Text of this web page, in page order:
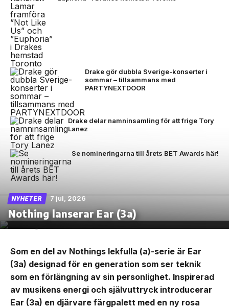
Drake gör dubbla Sverige-konserter i
sommar – tillsammans med
PARTYNEXTDOOR
Drake delar namninsamling för att frige Tory
Lanez
Se nomineringarna till årets BET Awards här!
NYHETER 7 jul, 2026
Nothing lanserar Ear (3a)
Som en del av Nothings lekfulla (a)-serie är Ear
(3a) designad för en generation som ser teknik
som en förlängning av sin personlighet. Inspirerad
av musikens energi och självuttryck introducerar
Ear (3a) en djärvare färgpalett med en ny rosa